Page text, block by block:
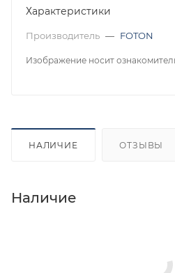
Характеристики
Производитель — FOTON
Изображение носит
НАЛИЧИЕ ОТЗЫВЫ
Наличие